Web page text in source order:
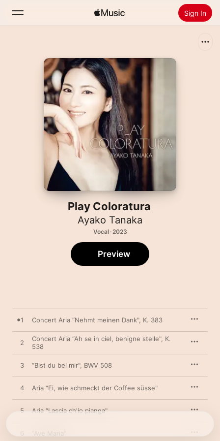
Sign In
Home
Radio
Install Apple Music
Play Coloratura
Ayako Tanaka
Vocal · 2023
Preview
1 Concert Aria “Nehmt meinen Dank", K. 383
2
Concert Aria “Ah se in ciel, benigne stelle", K.
538
3 “Bist du bei mir", BWV 508
4 Aria “Ei, wie schmeckt der Coffee süsse"
5 Aria “Lascia ch'io pianga"
6 “Ave Maria"